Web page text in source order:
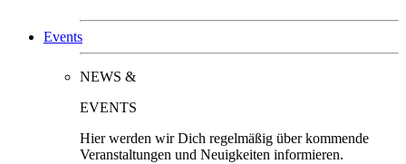
Events
NEWS &
EVENTS
Hier werden wir Dich regelmäßig über kommende
Veranstaltungen und Neuigkeiten informieren.